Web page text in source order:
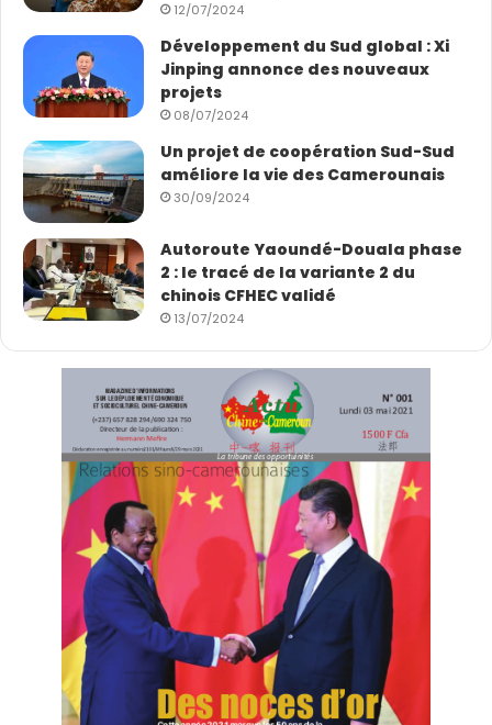
12/07/2024
Développement du Sud global : Xi
Jinping annonce des nouveaux
projets
08/07/2024
Un projet de coopération Sud-Sud
améliore la vie des Camerounais
30/09/2024
Autoroute Yaoundé-Douala phase
2 : le tracé de la variante 2 du
chinois CFHEC validé
13/07/2024